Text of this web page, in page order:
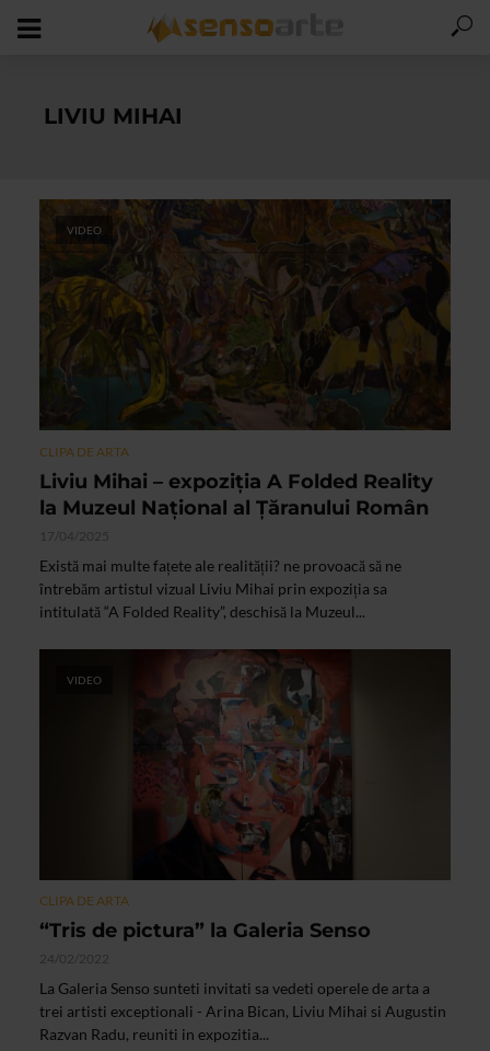
LIVIU MIHAI
VIDEO
CLIPA DE ARTA
Liviu Mihai – expoziția A Folded Reality
la Muzeul Național al Țăranului Român
17/04/2025
Există mai multe fațete ale realității? ne provoacă să ne
întrebăm artistul vizual Liviu Mihai prin expoziția sa
intitulată “A Folded Reality”, deschisă la Muzeul...
VIDEO
CLIPA DE ARTA
“Tris de pictura” la Galeria Senso
24/02/2022
La Galeria Senso sunteti invitati sa vedeti operele de arta a
trei artisti exceptionali - Arina Bican, Liviu Mihai si Augustin
Razvan Radu, reuniti in expozitia...